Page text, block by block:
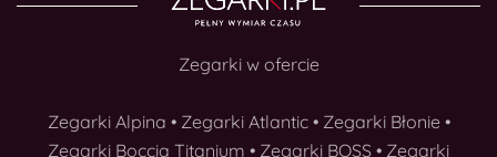
Zegarki w ofercie
Zegarki Alpina • Zegarki Atlantic• Zegarki Błonie•
Zegarki Boccia Titanium • Zegarki BOSS • Zegarki